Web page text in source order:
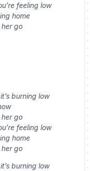
feeling low
home
go
burning low
go
feeling low
home
go
burning low